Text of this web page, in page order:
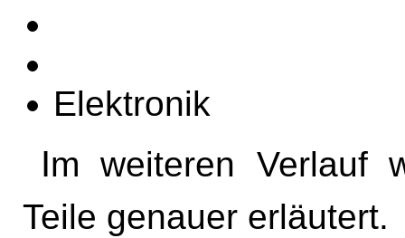
Elektronik
Im weiteren Verlauf wird der Aufbau der einzelnen
Teile genauer erläutert.